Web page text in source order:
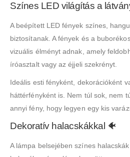
Színes LED világítás a
A beépített LED fények színes,
biztosítanak. A fények és a
vizuális élményt adnak, amely
íróasztalt vagy az éjjeli szekrényt.
Ideális esti fényként, dekorációként
háttérfényként is. Nem túl sok, nem
annyi fény, hogy legyen egy kis
Dekoratív halacskákkal 🐠
A lámpa belsejében színes